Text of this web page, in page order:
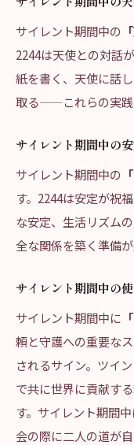
サイレント期間中の
2244は天使との対話
紙を書く、天使に話
取る——これらの実践
サイレント期間中の
サイレント期間中の
す。2244は安定が祝
な安定、生活リズム
全な関係を築く準備が
サイレント期間中の
サイレント期間中に
頼と守護への重要な
されるサイン。ツイ
で共に世界に貢献す
す。サイレント期間
会の際に二人の道が